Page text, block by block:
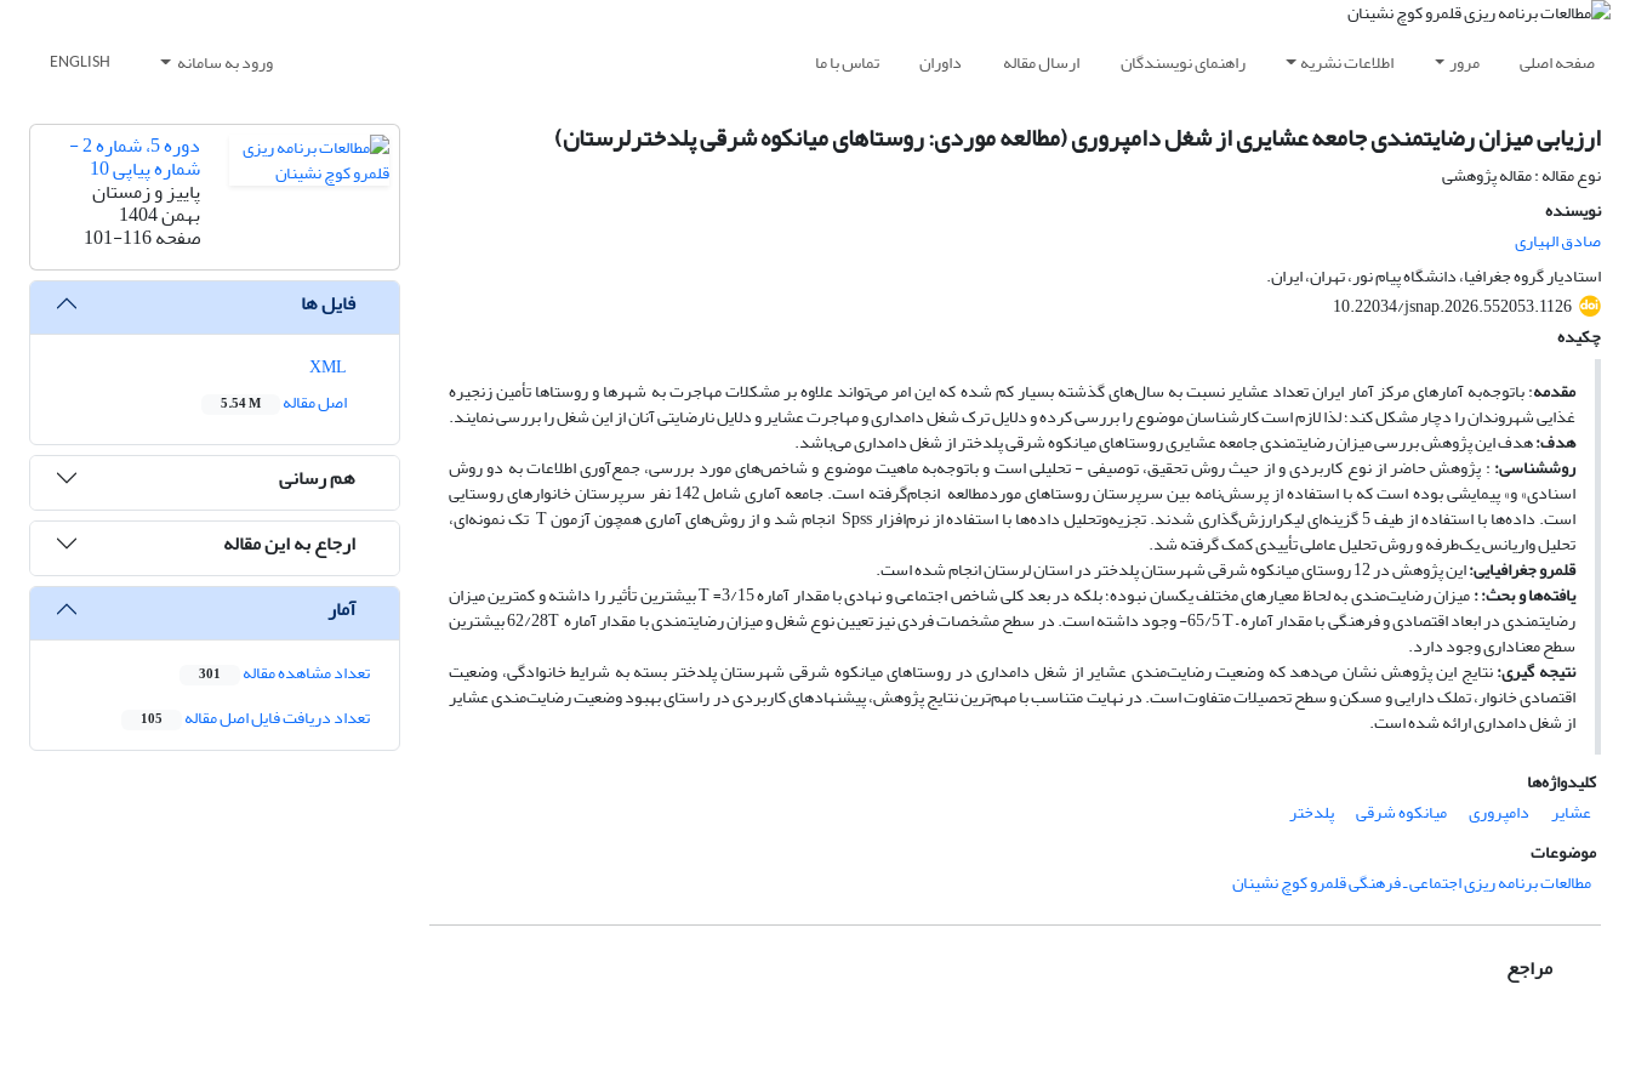
صفحه اصلی مرور اطلاعات نشریه راهنمای نویسندگان ارسال مقاله داوران تماس با ما ورود به سامانه ENGLISH
ارزیابی میزان رضایتمندی جامعه عشایری از شغل دامپروری (مطالعه موردی: روستاهای میانکوه شرقی پلدخترلرستان)
نوع مقاله : مقاله پژوهشی
نویسنده
صادق الهیاری
استادیار گروه جغرافیا، دانشگاه پیام نور، تهران، ایران.
10.22034/jsnap.2026.552053.1126
چکیده
مقدمه:باتوجه‌به آمارهای مرکز آمار ایران تعداد عشایر نسبت به سال‌های گذشته بسیار کم شده که این امر می‌تواند علاوه بر مشکلات مهاجرت به شهرها و روستاها تأمین زنجیره
غذایی شهروندان را دچار مشکل کند؛ لذا لازم است کارشناسان موضوع را بررسی کرده و دلایل ترک شغل دامداری و مهاجرت عشایر و دلایل نارضایتی آنان از این شغل را بررسی نمایند.
هدف:هدف این پژوهش بررسی میزان رضایتمندی جامعه عشایری روستاهای میانکوه شرقی پلدختر از شغل دامداری می‌باشد.
روش­شناسی::پژوهش حاضر از نوع کاربردی و از حیث روش تحقیق، توصیفی - تحلیلی است و باتوجه‌به ماهیت موضوع و شاخص‌های مورد بررسی،جمع‌آوری‌ اطلاعات به‌ دو روش
اسنادی«و» پیمایشی‌بوده است که با استفاده از پرسش‌نامه بین سرپرستان روستاهای موردمطالعه انجام‌گرفته است. جامعه آماری شامل 142 نفر سرپرستان خانوارهای روستایی
است. داده‌ها با استفاده از طیف 5 گزینه‌ای لیکرارزش‌گذاری شدند. تجزیه‌وتحلیل داده‌ها با استفاده از نرم‌افزار Spss انجام شد و از روش‌های آماری همچون آزمونT تک نمونه‌ای،
تحلیل واریانس یک‌طرفه و روش تحلیل عاملی تأییدی کمک گرفته شد.
قلمرو جغرافیایی:این پژوهش در 12 روستای میانکوه شرقی شهرستان پلدختر در استان لرستان انجام شده است.
یافته‌ها و بحث::میزان رضایت‌مندی به لحاظ معیارهای مختلف یکسان نبوده؛ بلکه دربعد کلی شاخص اجتماعی و نهادی با مقدار آماره 3/15 =
Tبیشترین تأثیر را داشته و کمترین میزان
رضایتمندی در ابعاد اقتصادی و فرهنگی با مقدار آمارهT –65/5- وجود داشته است. در سطح مشخصات فردی نیز تعیین نوع شغل و میزان رضایتمندی با مقدار آماره T 62/28 بیشترین
سطح معناداری وجود دارد.
نتیجه­ گیری:نتایج این پژوهش نشان می‌دهد که وضعیت رضایت‌مندی عشایر از شغل دامداری در روستاهای میانکوه شرقی شهرستان پلدختر بسته به شرایط خانوادگی، وضعیت
اقتصادی خانوار، تملک دارایی و مسکن و سطح تحصیلات متفاوت است. در نهایت متناسب با مهم‌ترین نتایج پژوهش، پیشنهادهای کاربردی در راستای بهبود وضعیت رضایت‌مندی عشایر
از شغل دامداری ارائه شده است.
کلیدواژه‌ها
عشایر
دامپروری میانکوه شرقی
پلدختر
موضوعات
مطالعات برنامه ریزی اجتماعی ـ فرهنگی قلمرو کوچ نشینان
مراجع
دوره 5، شماره 2 -
شماره پیاپی 10
پاییز و زمستان
بهمن 1404
صفحه101-116
فایل ها
اصل مقاله
5.54 M
هم رسانی
ارجاع به این مقاله
آمار
تعداد مشاهده مقاله 301
تعداد دریافت فایل اصل مقاله 105